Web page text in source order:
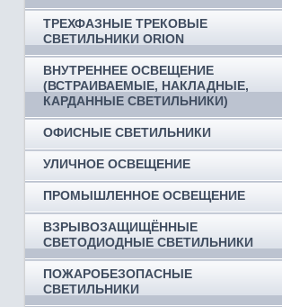
ТРЕХФАЗНЫЕ ТРЕКОВЫЕ
СВЕТИЛЬНИКИ ORION
ВНУТРЕННЕЕ ОСВЕЩЕНИЕ
(ВСТРАИВАЕМЫЕ, НАКЛАДНЫЕ,
КАРДАННЫЕ СВЕТИЛЬНИКИ)
ОФИСНЫЕ СВЕТИЛЬНИКИ
УЛИЧНОЕ ОСВЕЩЕНИЕ
ПРОМЫШЛЕННОЕ ОСВЕЩЕНИЕ
ВЗРЫВОЗАЩИЩЁННЫЕ
СВЕТОДИОДНЫЕ СВЕТИЛЬНИКИ
ПОЖАРОБЕЗОПАСНЫЕ
СВЕТИЛЬНИКИ